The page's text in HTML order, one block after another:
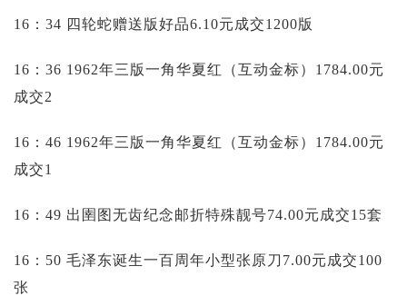
16：34 四轮蛇赠送版好品6.10元成交1200版
16：36 1962年三版一角华夏红（互动金标）1784.00元
成交2
16：46 1962年三版一角华夏红（互动金标）1784.00元
成交1
16：49 出圉图无齿纪念邮折特殊靓号74.00元成交15套
16：50 毛泽东诞生一百周年小型张原刀7.00元成交100
张